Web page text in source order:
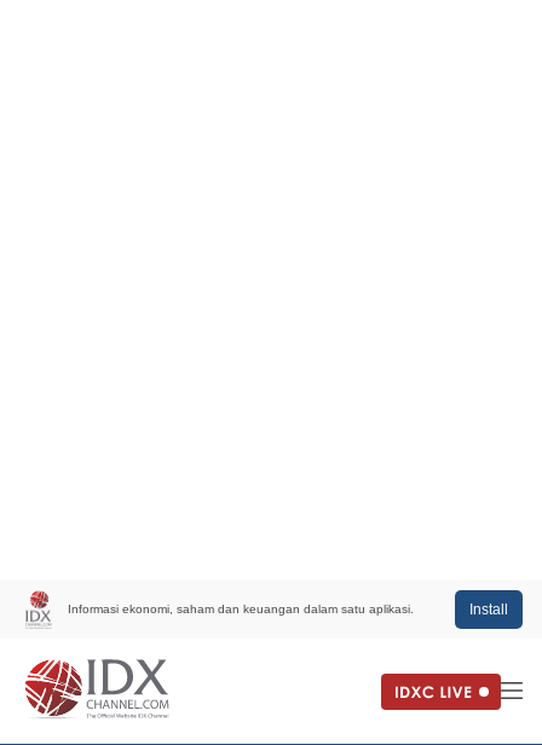
Informasi ekonomi, saham dan keuangan dalam satu aplikasi. Install